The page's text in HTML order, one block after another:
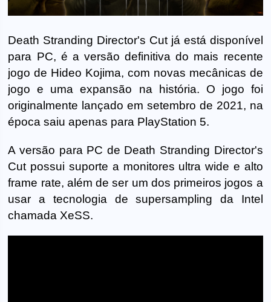
Death Stranding Director's Cut já está disponível
para PC, é a versão definitiva do mais recente
jogo de Hideo Kojima, com novas mecânicas de
jogo e uma expansão na história. O jogo foi
originalmente lançado em setembro de 2021, na
época saiu apenas para PlayStation 5.
A versão para PC de Death Stranding Director's
Cut possui suporte a monitores ultra wide e alto
frame rate, além de ser um dos primeiros jogos a
usar a tecnologia de supersampling da Intel
chamada XeSS.